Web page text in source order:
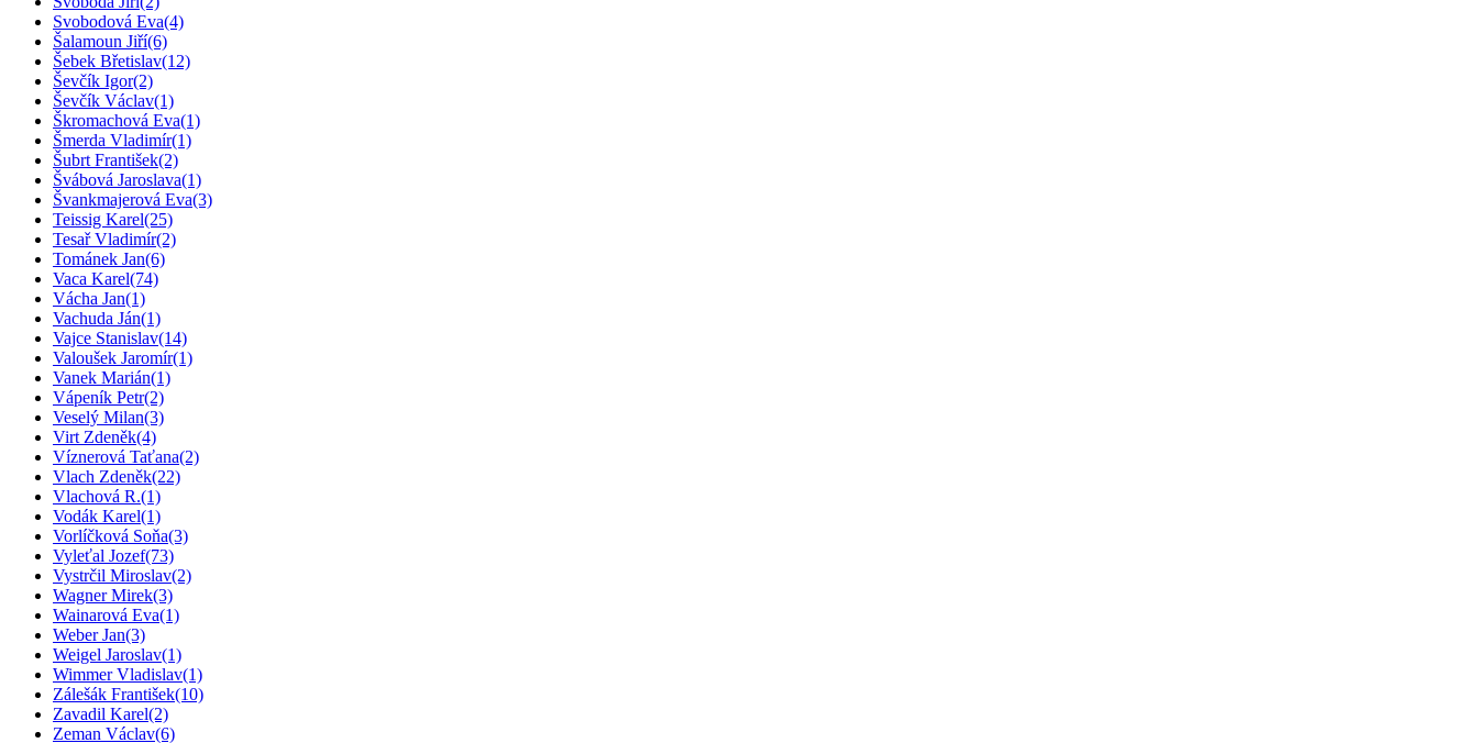
Svobodová Eva(4)
Šalamoun Jiří(6)
Šebek Břetislav(12)
Ševčík Igor(2)
Ševčík Václav(1)
Škromachová Eva(1)
Šmerda Vladimír(1)
Šubrt František(2)
Švábová Jaroslava(1)
Švankmajerová Eva(3)
Teissig Karel(25)
Tesař Vladimír(2)
Tománek Jan(6)
Vaca Karel(74)
Vácha Jan(1)
Vachuda Ján(1)
Vajce Stanislav(14)
Valoušek Jaromír(1)
Vanek Marián(1)
Vápeník Petr(2)
Veselý Milan(3)
Virt Zdeněk(4)
Víznerová Taťana(2)
Vlach Zdeněk(22)
Vlachová R.(1)
Vodák Karel(1)
Vorlíčková Soňa(3)
Vyleťal Jozef(73)
Vystrčil Miroslav(2)
Wagner Mirek(3)
Wainarová Eva(1)
Weber Jan(3)
Weigel Jaroslav(1)
Wimmer Vladislav(1)
Zálešák František(10)
Zavadil Karel(2)
Zeman Václav(6)